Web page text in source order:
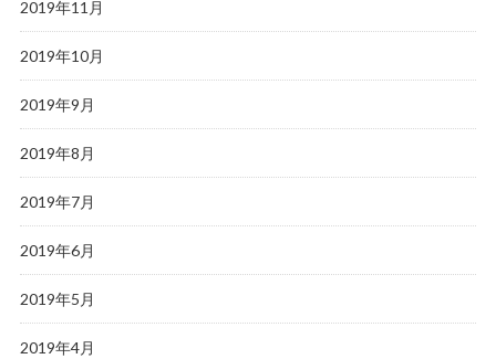
2019年11月
2019年10月
2019年9月
2019年8月
2019年7月
2019年6月
2019年5月
2019年4月